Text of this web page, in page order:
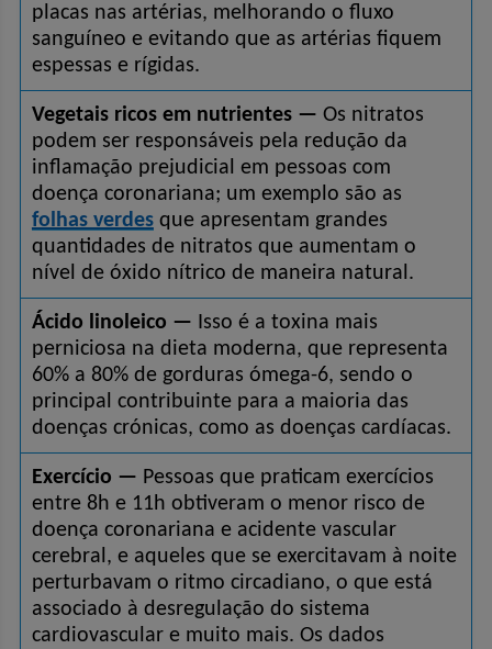
placas nas artérias, melhorando o fluxo
sanguíneo e evitando que as artérias fiquem
espessas e rígidas.
Vegetais ricos em nutrientes — Os nitratos
podem ser responsáveis pela redução da
inflamação prejudicial em pessoas com
folhas verdes que apresentam grandes
quantidades de nitratos que aumentam o
nível de óxido nítrico de maneira natural.
Ácido linoleico — Isso é a toxina mais
perniciosa na dieta moderna, que representa
60% a 80% de gorduras ómega-6, sendo o
principal contribuinte para a maioria das
doenças crónicas, como as doenças cardíacas.
Exercício — Pessoas que praticam exercícios
entre 8h e 11h obtiveram o menor risco de
doença coronariana e acidente vascular
cerebral, e aqueles que se exercitavam à noite
perturbavam o ritmo circadiano, o que está
associado à desregulação do sistema
cardiovascular e muito mais. Os dados